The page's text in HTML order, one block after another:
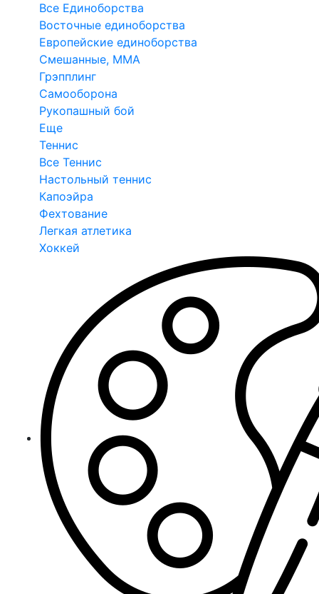
Все Единоборства
Восточные единоборства
Европейские единоборства
Смешанные, ММА
Грэпплинг
Самооборона
Рукопашный бой
Еще
Теннис
Все Теннис
Настольный теннис
Капоэйра
Фехтование
Легкая атлетика
Хоккей